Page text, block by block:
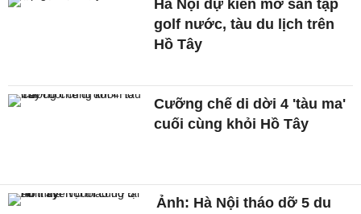
Hà Nội dự kiến mở sân tập
golf nước, tàu du lịch trên
Hồ Tây
Cưỡng chế di dời 4 'tàu ma'
cuối cùng khỏi Hồ Tây
Ảnh: Hà Nội tháo dỡ 5 du